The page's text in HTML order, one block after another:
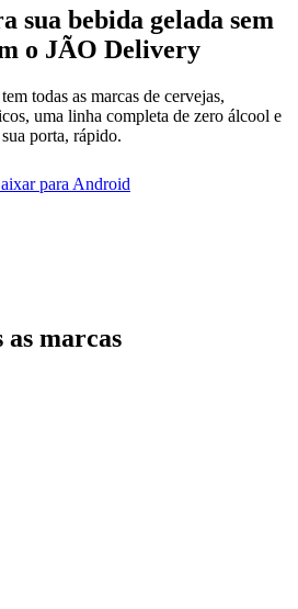
sua bebida gelada sem
o JÃO Delivery
todas as marcas de cervejas,
uma linha completa de zero álcool e
porta, rápido.
para Android
as marcas